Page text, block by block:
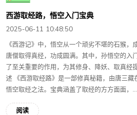
西游取经路，悟空入门宝典
2025-06-11 10:48:50
《西游记》中，悟空从一个顽劣不堪的石猴，
唐僧取得真经，功成圆满。其中，孙悟空的入
了至关重要的作用，为其修身、降妖、取真经
述 《西游取经路》是一部修真秘籍，由唐三
悟空取经之法。宝典涵盖了取经的方方面面，...
阅读